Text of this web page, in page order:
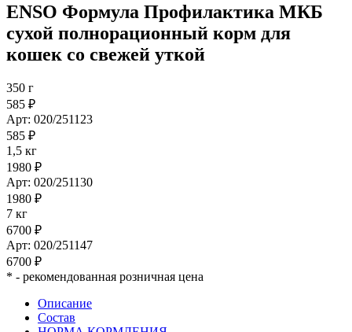
ENSO Формула Профилактика МКБ
сухой полнорационный корм для
кошек со свежей уткой
350 г
585 ₽
Арт: 020/251123
585 ₽
1,5 кг
1980 ₽
Арт: 020/251130
1980 ₽
7 кг
6700 ₽
Арт: 020/251147
6700 ₽
* - рекомендованная розничная цена
Описание
Состав